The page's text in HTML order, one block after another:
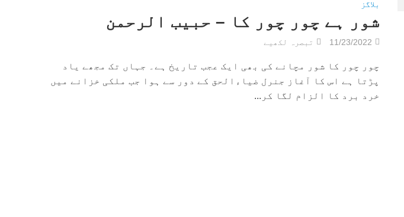
بلاگز
شور ہے چور چور کا – حبیب الرحمن
11/23/2022 تبصرہ لکھیے
چور چور کا شور مچانے کی بھی ایک عجب تاریخ ہے۔ جہاں تک مجھے یاد
پڑتا ہے اس کا آغاز جنرل ضیاءالحق کے دور سے ہوا جب ملکی خزانے میں
خرد برد کا الزام لگا کر...